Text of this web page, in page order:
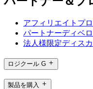
アフィリエイトプ
パートナーディベ
法人様限定ディス
ロジクール G
製品を購入